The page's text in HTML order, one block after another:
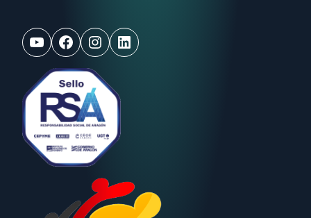
YouTube
Facebook
Instagram
LinkedIn